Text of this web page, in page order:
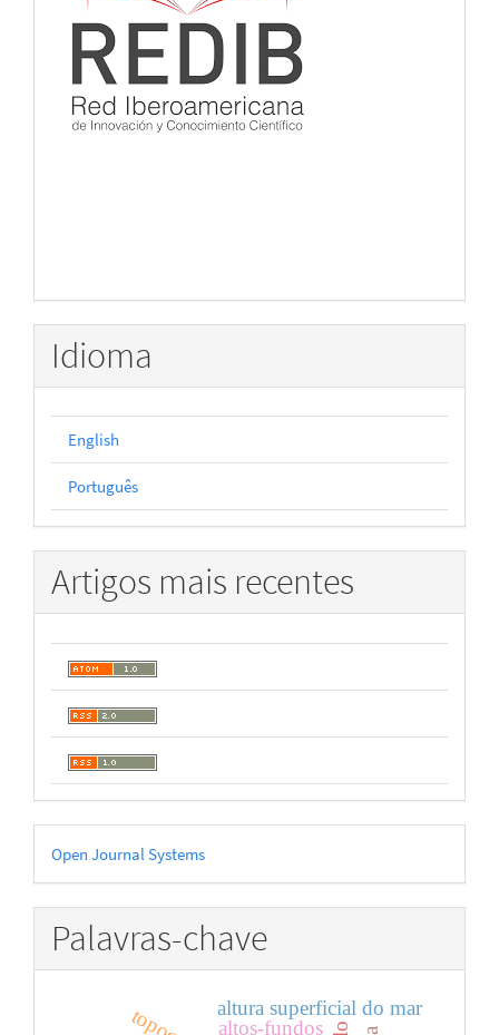
Idioma
English
Português
Artigos mais recentes
Desenvolvido
por
Open Journal Systems
Palavras-chave
altura superficial do mar
altos-fundos